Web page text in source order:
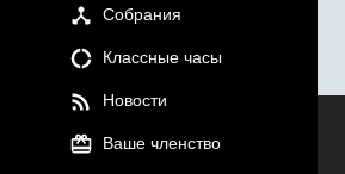
Собрания
Классные часы
Новости
Ваше членство